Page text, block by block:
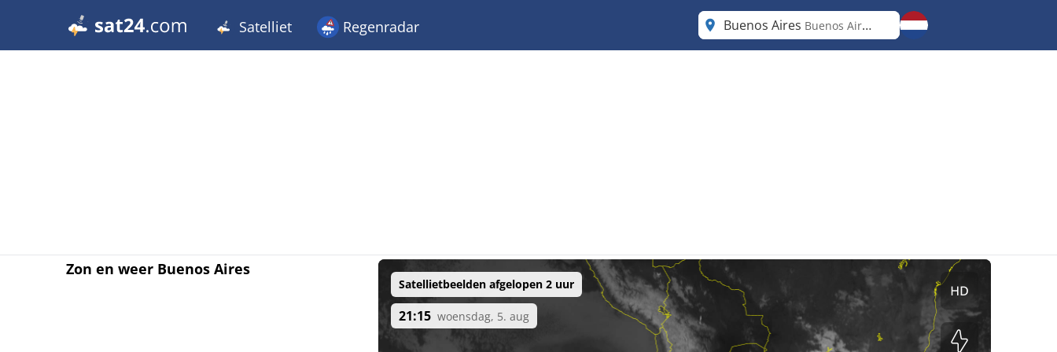
Satelliet Regenradar Buenos Aires Buenos Aires F.D.
Zon en weer Buenos Aires
Satellietbeelden afgelopen 2 uur
21:15 woensdag, 5. aug